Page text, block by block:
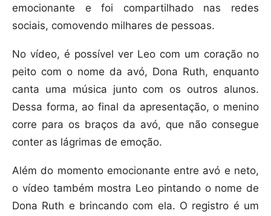
emocionante e foi compartilhado nas redes
sociais, comovendo milhares de pessoas.
No vídeo, é possível ver Leo com um coração no
peito com o nome da avó, Dona Ruth, enquanto
canta uma música junto com os outros alunos.
Dessa forma, ao final da apresentação, o menino
corre para os braços da avó, que não consegue
conter as lágrimas de emoção.
Além do momento emocionante entre avó e neto,
o vídeo também mostra Leo pintando o nome de
Dona Ruth e brincando com ela. O registro é um